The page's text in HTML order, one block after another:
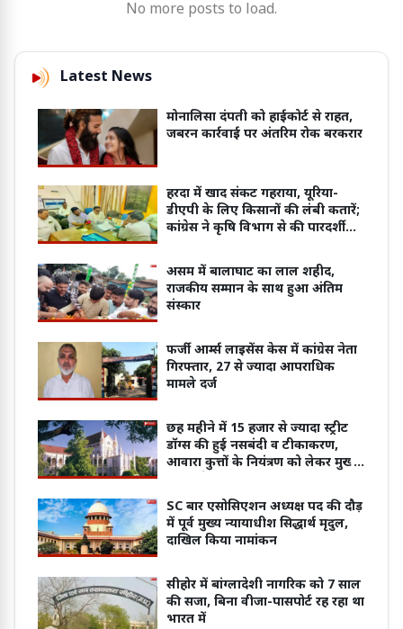
No more posts to load.
Latest News
मोनालिसा दंपती को हाईकोर्ट से राहत,
जबरन कार्रवाई पर अंतरिम रोक बरकरार
हरदा में खाद संकट गहराया, यूरिया-
डीएपी के लिए किसानों की लंबी कतारें;
कांग्रेस ने कृषि विभाग से की पारदर्शी
असम में बालाघाट का लाल शहीद,
राजकीय सम्मान के साथ हुआ अंतिम
संस्कार
फर्जी आर्म्स लाइसेंस केस में कांग्रेस नेता
गिरफ्तार, 27 से ज्यादा आपराधिक
मामले दर्ज
छह महीने में 15 हजार से ज्यादा स्ट्रीट
डॉग्स की हुई नसबंदी व टीकाकरण,
आवारा कुत्तों के नियंत्रण को लेकर मुख्य
SC बार एसोसिएशन अध्यक्ष पद की दौड़
में पूर्व मुख्य न्यायाधीश सिद्धार्थ मृदुल,
दाखिल किया नामांकन
सीहोर में बांग्लादेशी नागरिक को 7 साल
की सजा, बिना वीजा-पासपोर्ट रह रहा था
भारत में